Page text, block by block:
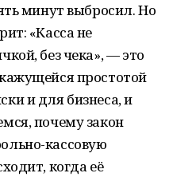
минут выбросил. Но
«Касса не
без чека», — это
простотой
и для бизнеса, и
почему закон
кассовую
когда её